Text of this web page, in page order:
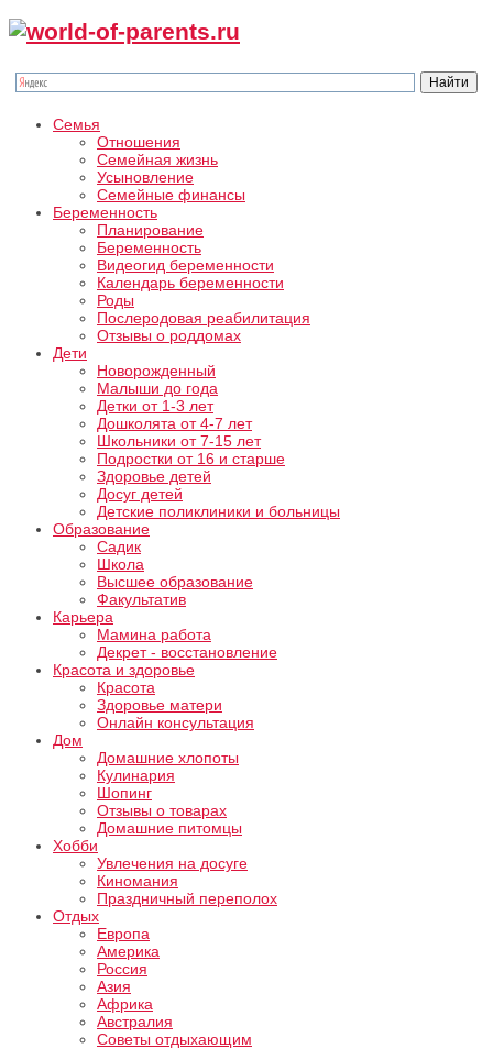
Семья
Отношения
Семейная жизнь
Усыновление
Семейные финансы
Беременность
Планирование
Беременность
Видеогид беременности
Календарь беременности
Роды
Послеродовая реабилитация
Отзывы о роддомах
Дети
Новорожденный
Малыши до года
Детки от 1-3 лет
Дошколята от 4-7 лет
Школьники от 7-15 лет
Подростки от 16 и старше
Здоровье детей
Досуг детей
Детские поликлиники и больницы
Образование
Садик
Школа
Высшее образование
Факультатив
Карьера
Мамина работа
Декрет - восстановление
Красота и здоровье
Красота
Здоровье матери
Онлайн консультация
Дом
Домашние хлопоты
Кулинария
Шопинг
Отзывы о товарах
Домашние питомцы
Хобби
Увлечения на досуге
Киномания
Праздничный переполох
Отдых
Европа
Америка
Россия
Азия
Африка
Австралия
Советы отдыхающим